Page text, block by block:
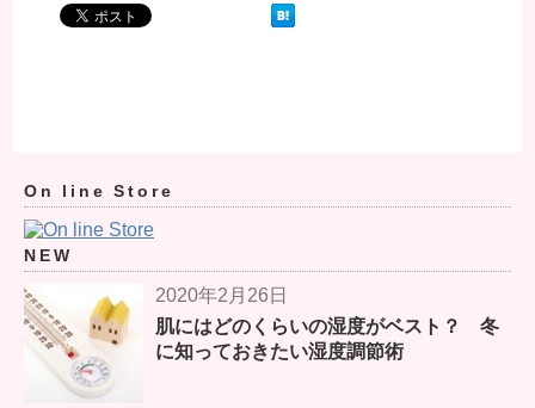
On line Store
NEW
2020年2月26日
肌にはどのくらいの湿度がベスト？ 冬
に知っておきたい湿度調節術